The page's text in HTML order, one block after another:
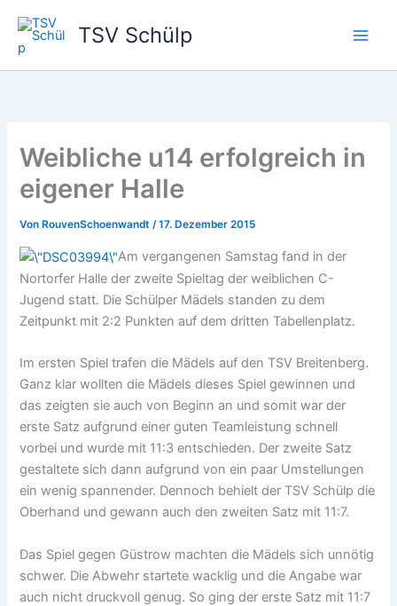
Inhalt
springen
TSV Schülp
Weibliche u14 erfolgreich in
eigener Halle
Von RouvenSchoenwandt/17. Dezember 2015
Am vergangenen Samstag fand in der
Nortorfer Halle der zweite Spieltag der weiblichen C-
Jugend statt. Die Schülper Mädels standen zu dem
Zeitpunkt mit 2:2 Punkten auf dem dritten Tabellenplatz.
Im ersten Spiel trafen die Mädels auf den TSV Breitenberg.
Ganz klar wollten die Mädels dieses Spiel gewinnen und
das zeigten sie auch von Beginn an und somit war der
erste Satz aufgrund einer guten Teamleistung schnell
vorbei und wurde mit 11:3 entschieden. Der zweite Satz
gestaltete sich dann aufgrund von ein paar Umstellungen
ein wenig spannender. Dennoch behielt der TSV Schülp die
Oberhand und gewann auch den zweiten Satz mit 11:7.
Das Spiel gegen Güstrow machten die Mädels sich unnötig
schwer. Die Abwehr startete wacklig und die Angabe war
auch nicht druckvoll genug. So ging der erste Satz mit 11:7